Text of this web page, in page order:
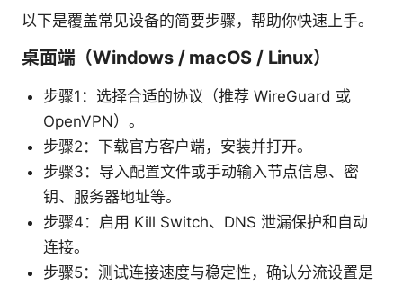
以下是覆盖常见设备的简要步骤，帮助你快速上手。
桌面端（Windows / macOS / Linux）
步骤1：选择合适的协议（推荐 WireGuard 或
OpenVPN）。
步骤2：下载官方客户端，安装并打开。
步骤3：导入配置文件或手动输入节点信息、密
钥、服务器地址等。
步骤4：启用 Kill Switch、DNS 泄漏保护和自动
连接。
步骤5：测试连接速度与稳定性，确认分流设置是